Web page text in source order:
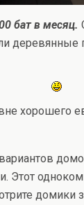
бат в месяц.
деревянные
хорошего
Этот
домики